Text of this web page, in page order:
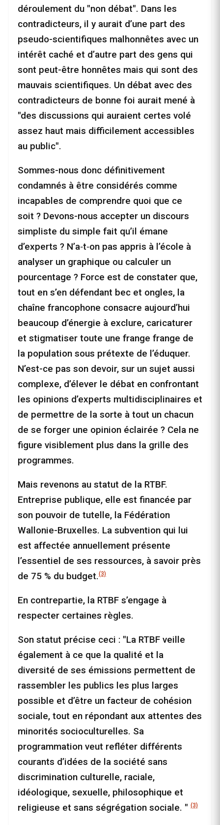
déroulement du "non débat". Dans les
contradicteurs, il y aurait d’une part des
pseudo-scientifiques malhonnêtes avec un
intérêt caché et d’autre part des gens qui
sont peut-être honnêtes mais qui sont des
mauvais scientifiques. Un débat avec des
contradicteurs de bonne foi aurait mené à
"des discussions qui auraient certes volé
assez haut mais difficilement accessibles
au public".
Sommes-nous donc définitivement
condamnés à être considérés comme
incapables de comprendre quoi que ce
soit ? Devons-nous accepter un discours
simpliste du simple fait qu’il émane
d’experts ? N’a‑t‑on pas appris à l’école à
analyser un graphique ou calculer un
pourcentage ? Force est de constater que,
tout en s’en défendant bec et ongles, la
chaîne francophone consacre aujourd’hui
beaucoup d’énergie à exclure, caricaturer
et stigmatiser toute une frange frange de
la population sous prétexte de l’éduquer.
N’est-ce pas son devoir, sur un sujet aussi
complexe, d’élever le débat en confrontant
les opinions d’experts multidisciplinaires et
de permettre de la sorte à tout un chacun
de se forger une opinion éclairée ? Cela ne
figure visiblement plus dans la grille des
programmes.
Mais revenons au statut de la RTBF.
Entreprise publique, elle est financée par
son pouvoir de tutelle, la Fédération
Wallonie-Bruxelles. La subvention qui lui
est affectée annuellement présente
l’essentiel de ses ressources, à savoir près
de 75 % du budget.(3)
En contrepartie, la RTBF s’engage à
respecter certaines règles.
Son statut précise ceci : "La RTBF veille
également à ce que la qualité et la
diversité de ses émissions permettent de
rassembler les publics les plus larges
possible et d’être un facteur de cohésion
sociale, tout en répondant aux attentes des
minorités socioculturelles. Sa
programmation veut refléter différents
courants d’idées de la société sans
discrimination culturelle, raciale,
idéologique, sexuelle, philosophique et
religieuse et sans ségrégation sociale. " (3)